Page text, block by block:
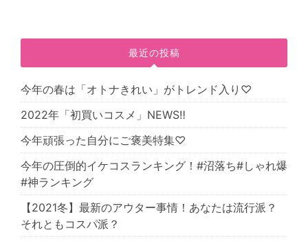
最近の投稿
今年の春は「オトナきれい」がトレンド入り♡
2022年「初買いコスメ」NEWS‼
今年頑張った自分にご褒美特集♡
今年の圧倒的イケコスランキング！#沼落ち#しゃれ爆
#神ランキング
【2021冬】最新のアウター事情！あなたは流行派？
それともコスパ派？